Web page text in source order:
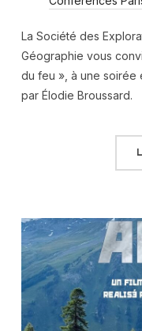
La Société des
Géographie vous
du feu », à une soirée
par Élodie Broussard.